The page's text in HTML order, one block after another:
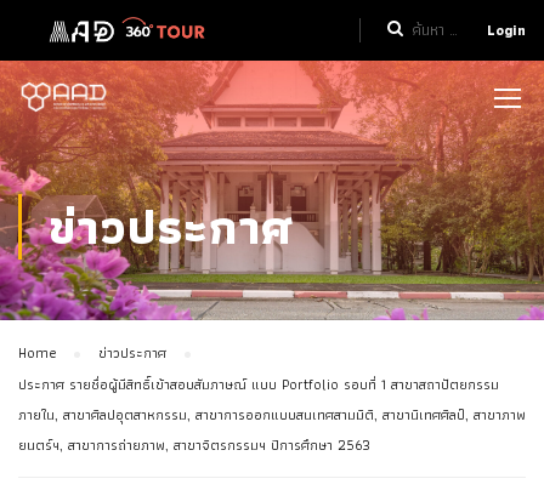
Login
ข่าวประกาศ
Home
ข่าวประกาศ
ประกาศ รายชื่อผู้มีสิทธิ์เข้าสอบสัมภาษณ์ แบบ Portfolio รอบที่ 1 สาขาสถาปัตยกรรม
ภายใน, สาขาศิลปอุตสาหกรรม, สาขาการออกแบบสนเทศสามมิติ, สาขานิเทศศิลป์, สาขาภาพ
ยนตร์ฯ, สาขาการถ่ายภาพ, สาขาจิตรกรรมฯ ปีการศึกษา 2563